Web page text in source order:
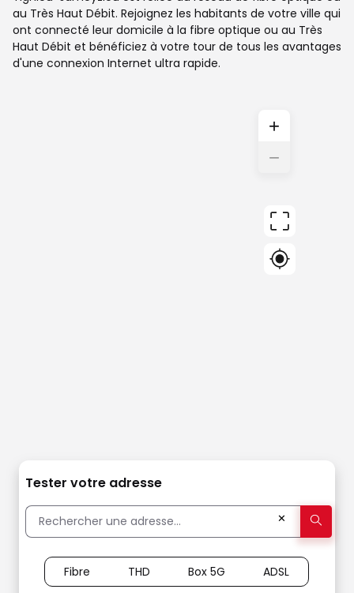
au Très Haut Débit. Rejoignez les habitants de votre ville qui
ont connecté leur domicile à la fibre optique ou au Très
Haut Débit et bénéficiez à votre tour de tous les avantages
d'une connexion Internet ultra rapide.
+
−
Tester votre adresse
✕
Fibre THD Box 5G ADSL